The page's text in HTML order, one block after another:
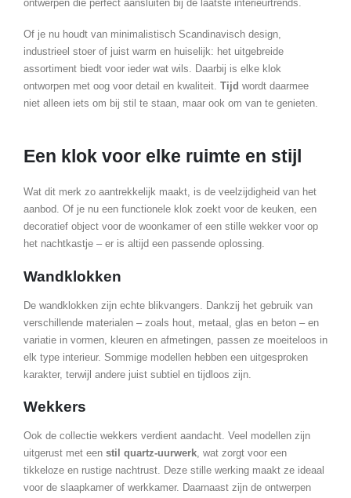
ontwerpen die perfect aansluiten bij de laatste interieurtrends.
Of je nu houdt van minimalistisch Scandinavisch design,
industrieel stoer of juist warm en huiselijk: het uitgebreide
assortiment biedt voor ieder wat wils. Daarbij is elke klok
ontworpen met oog voor detail en kwaliteit. Tijd wordt daarmee
niet alleen iets om bij stil te staan, maar ook om van te genieten.
Een klok voor elke ruimte en stijl
Wat dit merk zo aantrekkelijk maakt, is de veelzijdigheid van het
aanbod. Of je nu een functionele klok zoekt voor de keuken, een
decoratief object voor de woonkamer of een stille wekker voor op
het nachtkastje – er is altijd een passende oplossing.
Wandklokken
De wandklokken zijn echte blikvangers. Dankzij het gebruik van
verschillende materialen – zoals hout, metaal, glas en beton – en
variatie in vormen, kleuren en afmetingen, passen ze moeiteloos in
elk type interieur. Sommige modellen hebben een uitgesproken
karakter, terwijl andere juist subtiel en tijdloos zijn.
Wekkers
Ook de collectie wekkers verdient aandacht. Veel modellen zijn
uitgerust met een stil quartz-uurwerk, wat zorgt voor een
tikkeloze en rustige nachtrust. Deze stille werking maakt ze ideaal
voor de slaapkamer of werkkamer. Daarnaast zijn de ontwerpen